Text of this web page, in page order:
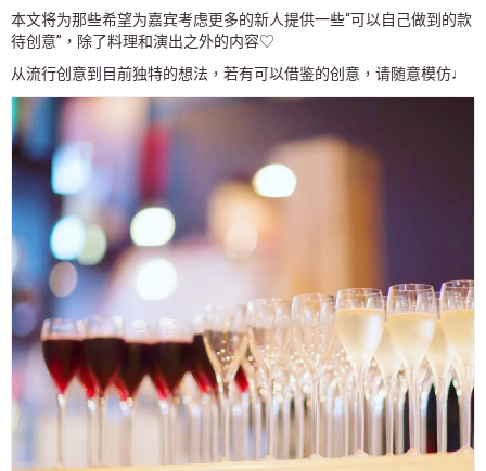
本文将为那些希望为嘉宾考虑更多的新人提供一些“可以自己做到的款
待创意”，除了料理和演出之外的内容♡
从流行创意到目前独特的想法，若有可以借鉴的创意，请随意模仿♩